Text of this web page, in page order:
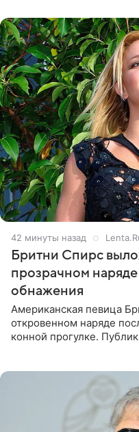
42 минуты назад
Бритни Спирс
прозрачном
обнажения
Американская певица
откровенном наряде
конной прогулке.